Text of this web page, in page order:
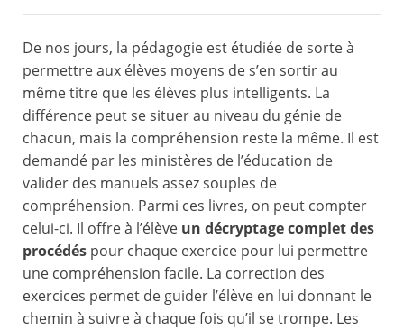
De nos jours, la pédagogie est étudiée de sorte à
permettre aux élèves moyens de s’en sortir au
même titre que les élèves plus intelligents. La
différence peut se situer au niveau du génie de
chacun, mais la compréhension reste la même. Il est
demandé par les ministères de l’éducation de
valider des manuels assez souples de
compréhension. Parmi ces livres, on peut compter
celui-ci. Il offre à l’élève un décryptage complet des
procédés pour chaque exercice pour lui permettre
une compréhension facile. La correction des
exercices permet de guider l’élève en lui donnant le
chemin à suivre à chaque fois qu’il se trompe. Les